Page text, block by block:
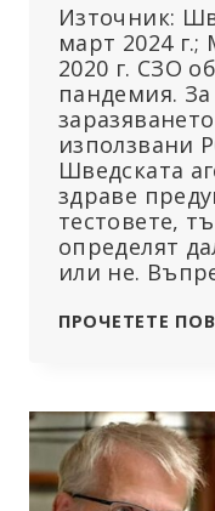
Източник:
март 2024 г.;
2020 г. СЗО
пандемия.
използвани
Шведската
здраве
тестовете,
определят
или не.
ПРОЧЕТЕТЕ